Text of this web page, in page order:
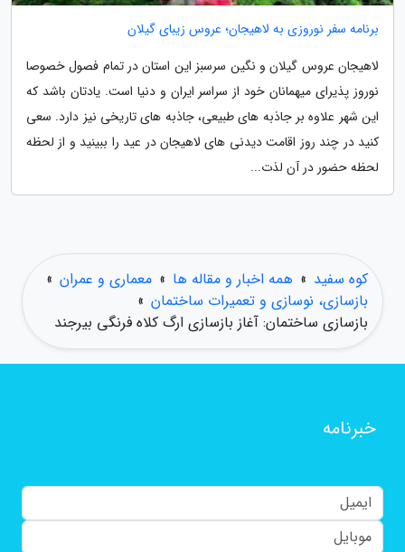
برنامه سفر نوروزی به لاهیجان؛ عروس زیبای گیلان
لاهیجان عروس گیلان و نگین سرسبز این استان در تمام فصول خصوصا
نوروز پذیرای میهمانان خود از سراسر ایران و دنیا است. یادتان باشد که
این شهر علاوه بر جاذبه های طبیعی، جاذبه های تاریخی نیز دارد. سعی
کنید در چند روز اقامت دیدنی های لاهیجان در عید را ببینید و از لحظه
لحظه حضور در آن لذت...
کوه سفید » همه اخبار و مقاله ها » معماری و عمران »
بازسازی، نوسازی و تعمیرات ساختمان »
بازسازی ساختمان: آغاز بازسازی ارگ کلاه فرنگی بیرجند
خبرنامه